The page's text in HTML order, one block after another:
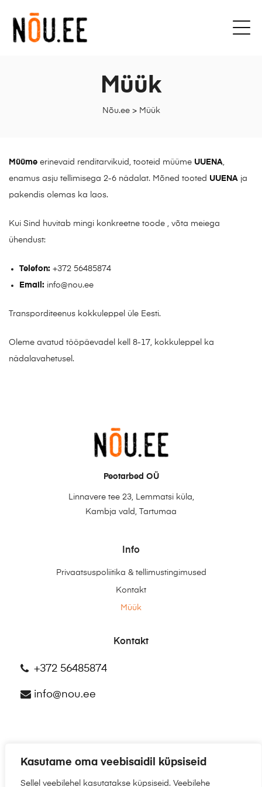
Kasutame oma veebisaidil küpsiseid
Sellel veebilehel kasutatakse küpsiseid. Veebilehe
Nõu.ee> Müük
Müük
Müüme erinevaid renditarvikuid, tooteid müüme UUENA
enamus asju tellimisega 2-6 nädalat. Mõned tooted UUENA ja
pakendis olemas ka laos.
Kui Sind huvitab mingi konkreetne toode , võta meiega
ühendust:
Telefon: +372 56485874
Email: info@nou.ee
Transporditeenus kokkuleppel üle Eesti.
Oleme avatud tööpäevadel kell 8-17, kokkuleppel ka
nädalavahetusel.
Peotarbed OÜ
Linnavere tee 23, Lemmatsi küla,
Kambja vald, Tartumaa
Info
Privaatsuspoliitika & tellimustingimused
Kontakt
Müük
Kontakt
+372 56485874
info@nou.ee
©2025NÕU.EE